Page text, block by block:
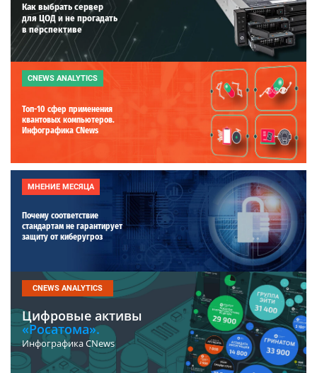
Как выбрать сервер
для ЦОД и не прогадать
в перспективе
CNEWS ANALYTICS
Топ-10 сфер применения
квантовых компьютеров.
Инфографика CNews
МНЕНИЕ МЕСЯЦА
Почему соответствие
стандартам не гарантирует
защиту от киберугроз
CNEWS ANALYTICS
Цифровые активы
«Росатома».
Инфографика CNews